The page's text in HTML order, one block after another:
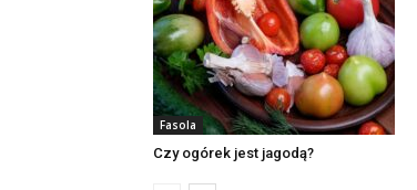
Fasola
Czy ogórek jest jagodą?